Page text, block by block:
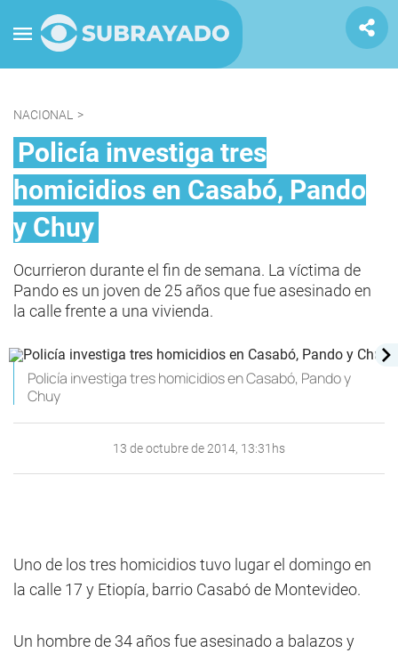
NACIONAL >
Policía investiga tres
homicidios en Casabó, Pando
y Chuy
Ocurrieron durante el fin de semana. La víctima de
Pando es un joven de 25 años que fue asesinado en
la calle frente a una vivienda.
Policía investiga tres homicidios en Casabó, Pando y
Chuy
13 de octubre de 2014, 13:31hs
Uno de los tres homicidios tuvo lugar el domingo en
la calle 17 y Etiopía, barrio Casabó de Montevideo.
Un hombre de 34 años fue asesinado a balazos y